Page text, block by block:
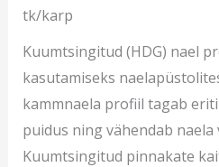
tk/karp
Kuumtsingitud (HDG) nael
kasutamiseks
kammnaela profiil tagab
puidus ning vähendab
Kuumtsingitud pinnakate